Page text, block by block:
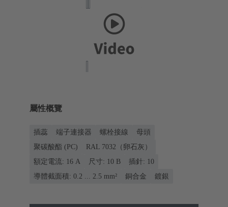
屬性概覽
插蕊 端子連接器 螺栓接線
母頭
聚碳酸酯 (PC)
RAL 7032（卵石灰）
額定電流: ‌16 A
尺寸: 10 B
插針: 10
導體截面積: 0.2 ... 2.5 mm²
銅合金 鍍銀